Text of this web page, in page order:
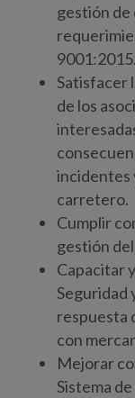
gestión de
9001:2015.
Satisfacer
de los
incidentes
carretero.
Cumplir
gestión del
Capacitar
Seguridad
respuesta
con
Mejorar
Sistema